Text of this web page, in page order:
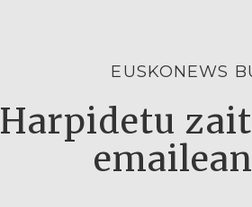
EUSKONEWS
Harpidetu